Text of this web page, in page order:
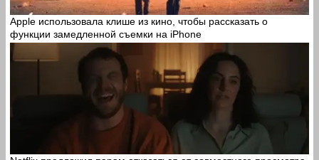
Apple использовала клише из кино, чтобы рассказать о
функции замедленной съемки на iPhone